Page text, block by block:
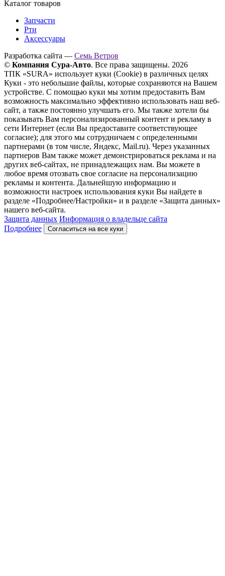
Каталог товаров
Запчасти
Рти
Аксессуары
Разработка сайта — Семь Ветров
© Компания Сура-Авто. Все права защищены. 2026
ТПК «SURA» использует куки (Cookie) в различных целях
Куки - это небольшие файлы, которые сохраняются на Вашем
устройстве. С помощью куки мы хотим предоставить Вам
возможность максимально эффективно использовать наш веб-
сайт, а также постоянно улучшать его. Мы также хотели бы
показывать Вам персонализированный контент и рекламу в
сети Интернет (если Вы предоставите соответствующее
согласие); для этого мы сотрудничаем с определенными
партнерами (в том числе, Яндекс, Mail.ru). Через указанных
партнеров Вам также может демонстрироваться реклама и на
других веб-сайтах, не принадлежащих нам. Вы можете в
любое время отозвать свое согласие на персонализацию
рекламы и контента. Дальнейшую информацию и
возможности настроек использования куки Вы найдете в
разделе «Подробнее/Настройки» и в разделе «Защита данных»
нашего веб-сайта.
Защита данных Информация о владельце сайта
Подробнее
Согласиться на все куки